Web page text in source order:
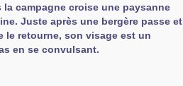
campagne croise une paysanne
Juste après une bergère passe et
le retourne, son visage est un
en se convulsant.